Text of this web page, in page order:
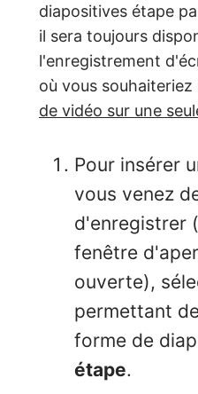
diapositives étape
il sera toujours
l'enregistrement
où vous souhaiteriez
de vidéo sur une
Pour insérer
vous venez
d'enregistrer
fenêtre
ouverte),
permettant
forme de
étape.